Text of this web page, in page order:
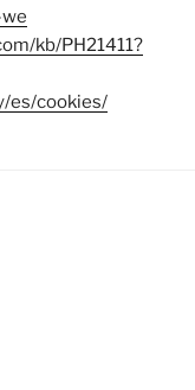
kb/PH21411?
es/cookies/